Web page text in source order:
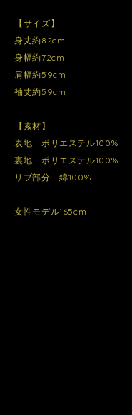
【サイズ】
身丈約82cm
身幅約72cm
肩幅約59cm
袖丈約59cm
【素材】
表地 ポリエステル100%
裏地 ポリエステル100%
リブ部分 綿100%
女性モデル165cm